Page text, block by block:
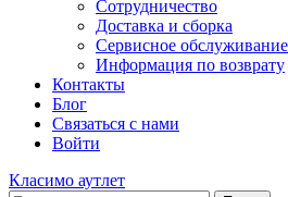
Сотрудничество
Доставка и сборка
Сервисное обслуживание
Информация по возврату
Контакты
Блог
Связаться с нами
Войти
Класимо аутлет